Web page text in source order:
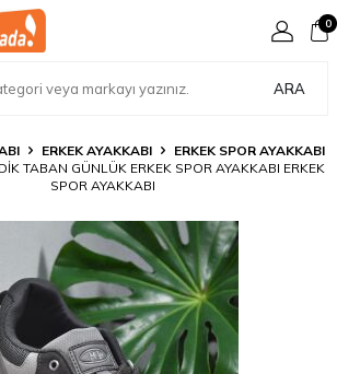
ARA
0
ERKEK AYAKKABI
ERKEK SPOR AYAKKABI
TABAN GÜNLÜK ERKEK SPOR AYAKKABI ERKEK
SPOR AYAKKABI